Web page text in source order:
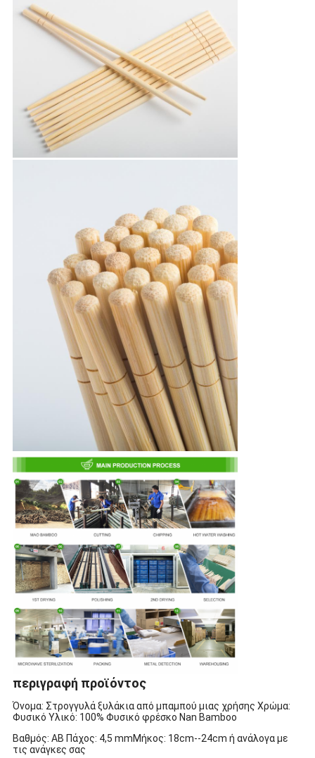
περιγραφή προϊόντος
Όνομα: Στρογγυλά ξυλάκια από μπαμπού μιας χρήσης Χρώμα:
Φυσικό Υλικό: 100% Φυσικό φρέσκο ​​Nan Bamboo
Βαθμός: AB Πάχος: 4,5 mmΜήκος: 18cm--24cm ή ανάλογα με
τις ανάγκες σας